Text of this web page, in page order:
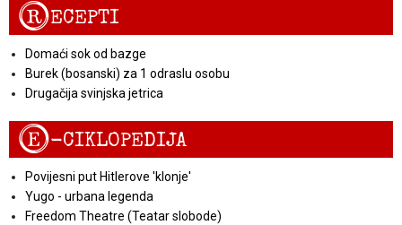
RECEPTI
Domaći sok od bazge
Burek (bosanski) za 1 odraslu osobu
Drugačija svinjska jetrica
E-CIKLOPEDIJA
Povijesni put Hitlerove 'klonje'
Yugo - urbana legenda
Freedom Theatre (Teatar slobode)